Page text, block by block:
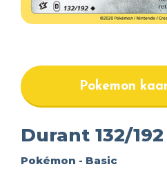
Pokemon
Durant 132/192
Pokémon - Basic